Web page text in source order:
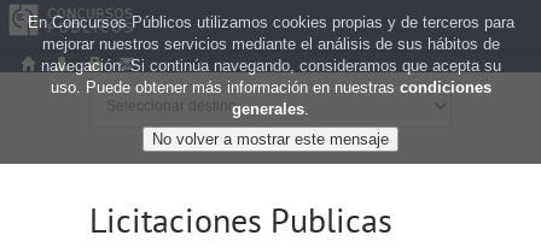
Licitaciones Publicas
En Concursos Públicos utilizamos cookies propias y de terceros para
mejorar nuestros servicios mediante el análisis de sus hábitos de
navegación. Si continúa navegando, consideramos que acepta su
uso. Puede obtener más información en nuestras condiciones
generales.